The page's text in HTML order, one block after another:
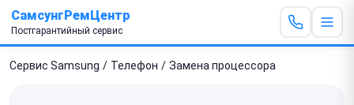
СамсунгРемЦентр
Постгарантийный сервис
Сервис Samsung / Телефон / Замена процессора